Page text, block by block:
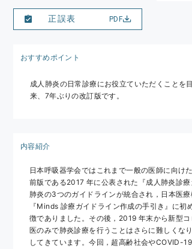
正誤表 PDF
おすすめポイント
成人肺炎の日常診療にお役立ていただくこと
来、7年ぶりの改訂版です。
内容紹介
日本呼吸器学会ではこれまで一般の医師に向け
前版である2017 年に公表された『成人肺炎診
肺炎の3つのガイドラインが統合され，日本医
『Minds 診療ガイドライン作成の手引き』に
徴でありました。その後，2019 年末から新型
医のみで肺炎診療を行うことはさらに難しくな
してきています。今回，超高齢社会やCOVID-